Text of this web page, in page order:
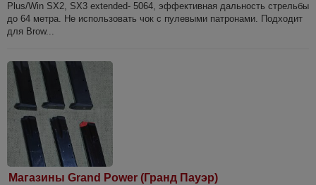
Plus/Win SX2, SX3 extended- 5064, эффективная дальность стрельбы
до 64 метра. Не использовать чок с пулевыми патронами. Подходит
для Brow...
Магазины Grand Power (Гранд Пауэр)